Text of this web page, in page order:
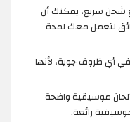
40 ساعة مع شحن سريع، يمكنك أن
لتعمل معك لمدة
أي ظروف جوية، لأنها
موسيقية واضحة
رائعة.